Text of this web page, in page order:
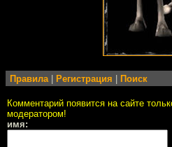
Правила Регистрация Поиск
Комментарий появится на сайте
модератором!
имя: